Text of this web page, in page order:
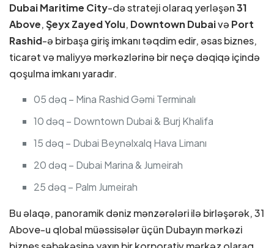
Dubai Maritime City-də strateji olaraq yerləşən31
Above,Şeyx Zayed Yolu, Downtown Dubaivə Port
Rashid-ə birbaşa giriş imkanı təqdim edir, əsas biznes,
ticarət və maliyyə mərkəzlərinə bir neçə dəqiqə içində
qoşulma imkanı yaradır.
05 dəq – Mina Rashid Gəmi Terminalı
10 dəq – Downtown Dubai & Burj Khalifa
15 dəq – Dubai Beynəlxalq Hava Limanı
20 dəq – Dubai Marina & Jumeirah
25 dəq – Palm Jumeirah
Bu əlaqə, panoramik dəniz mənzərələri ilə birləşərək, 31
Above-u qlobal müəssisələr üçün Dubayın mərkəzi